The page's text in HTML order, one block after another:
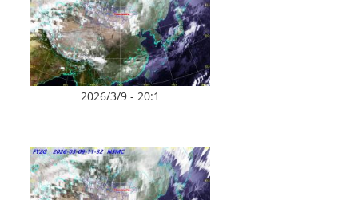
2026/3/9 - 20:1